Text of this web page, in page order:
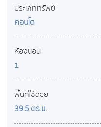
ประเภททรัพย์
คอนโด
ห้องนอน
1
พื้นที่ใช้สอย
39.5 ตร.ม.